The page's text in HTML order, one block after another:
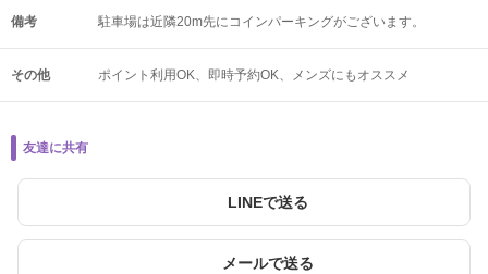
備考 駐車場は近隣20m先にコインパーキングがございます。
その他 ポイント利用OK 即時予約OK メンズにもオススメ
友達に共有
LINEで送る
メールで送る